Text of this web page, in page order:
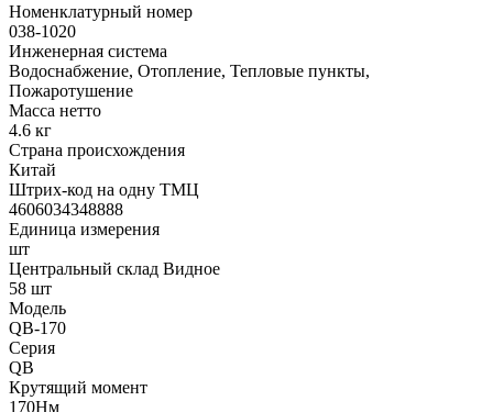
Номенклатурный номер
038-1020
Инженерная система
Водоснабжение, Отопление, Тепловые пункты,
Пожаротушение
Масса нетто
4.6 кг
Страна происхождения
Китай
Штрих-код на одну ТМЦ
4606034348888
Единица измерения
шт
Центральный склад Видное
58 шт
Модель
QB-170
Серия
QB
Крутящий момент
170Нм